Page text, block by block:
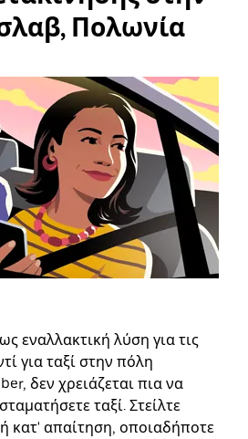
Πολωνία
εναλλακτική λύση για τις
για ταξί στην πόλη
δεν χρειάζεται πια να
ταξί. Στείλτε
κατ' απαίτηση, οποιαδήποτε